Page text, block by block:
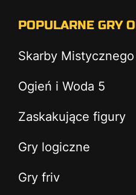
POPULARNE GRY
Skarby
Ogień i Woda 5
Zaskakujące figury
Gry logiczne
Gry friv